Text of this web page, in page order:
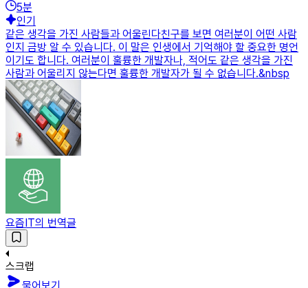
5분
인기
같은 생각을 가진 사람들과 어울린다친구를 보면 여러분이 어떤 사람
인지 금방 알 수 있습니다. 이 말은 인생에서 기억해야 할 중요한 명언
이기도 합니다. 여러분이 훌륭한 개발자나, 적어도 같은 생각을 가진
사람과 어울리지 않는다면 훌륭한 개발자가 될 수 없습니다.&nbsp
요즘IT의 번역글
스크랩